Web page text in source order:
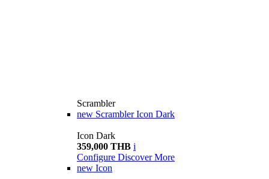
Scrambler
new Scrambler Icon Dark
Icon Dark
359,000 THB i
Configure Discover More
new Icon